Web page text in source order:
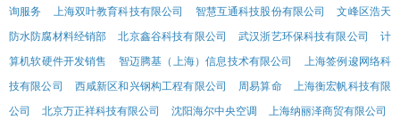
询服务
上海双叶教育科技有限公司 智慧互通科技股份有限公司
文峰区浩天
防水防腐材料经销部
北京鑫谷科技有限公司 武汉浙艺环保科技有限公司
计
算机软硬件开发销售
智迈腾基（上海）信息技术有限公司
上海签例逡网络科
技有限公司
西咸新区和兴钢构工程有限公司 周易算命
上海衡宏帆科技有限
公司
北京万正祥科技有限公司 沈阳海尔中央空调 上海纳丽泽商贸有限公司